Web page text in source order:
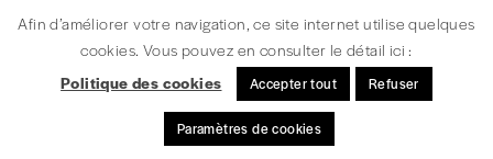
Afin d’améliorer votre navigation, ce site internet utilise quelques
cookies. Vous pouvez en consulter le détail ici :
Politique des cookies
Accepter tout Refuser
Paramètres de cookies